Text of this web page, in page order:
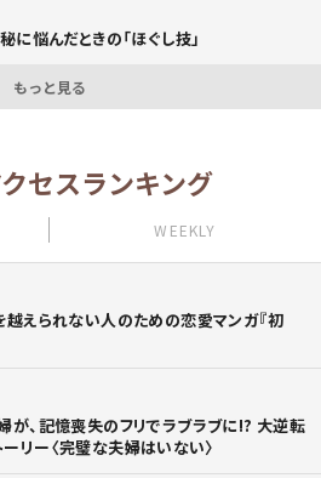
に悩んだときの「ほぐし技」
もっと見る
セスランキング
WEEKLY
越えられない人のための恋愛マンガ『初
が、記憶喪失のフリでラブラブに!? 大逆転
リー〈完璧な夫婦はいない〉